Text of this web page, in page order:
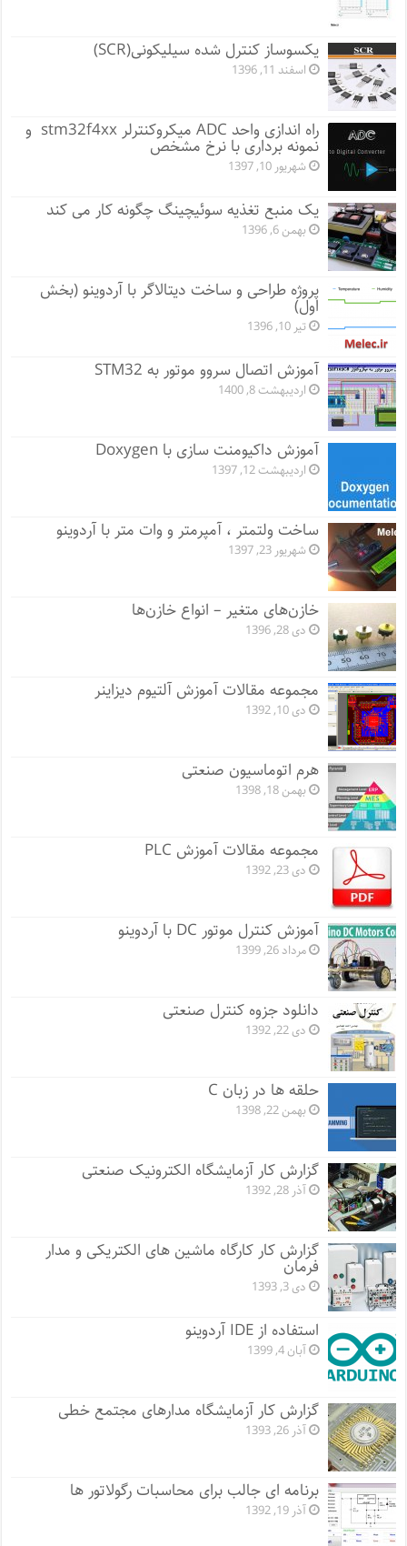
یکسوساز کنترل شده سیلیکونی(SCR)
اسفند 11, 1396
راه اندازی واحد ADC میکروکنترلر stm32f4xx و
نمونه برداری با نرخ مشخص
شهریور 10, 1397
یک منبع تغذیه سوئیچینگ چگونه کار می کند
بهمن 6, 1396
پروژه طراحی و ساخت دیتالاگر با آردوینو (بخش
اول)
تیر 10, 1396
آموزش اتصال سروو موتور به STM32
اردیبهشت 8, 1400
آموزش داکیومنت سازی با Doxygen
اردیبهشت 12, 1397
ساخت ولتمتر ، آمپرمتر و وات متر با آردوینو
شهریور 23, 1397
خازن‌های متغیر – انواع خازن‌ها
دی 28, 1396
مجموعه مقالات آموزش آلتیوم دیزاینر
دی 10, 1392
هرم اتوماسیون صنعتی
بهمن 18, 1398
مجموعه مقالات آموزش PLC
دی 23, 1392
آموزش کنترل موتور DC با آردوینو
مرداد 26, 1399
دانلود جزوه کنترل صنعتی
دی 22, 1392
حلقه ها در زبان C
بهمن 22, 1398
گزارش کار آزمایشگاه الکترونیک صنعتی
آذر 28, 1392
گزارش کار کارگاه ماشین های الکتریکی و مدار
فرمان
دی 3, 1393
استفاده از IDE آردوینو
آبان 4, 1399
گزارش کار آزمایشگاه مدارهای مجتمع خطی
آذر 26, 1393
برنامه ای جالب برای محاسبات رگولاتور ها
آذر 19, 1392